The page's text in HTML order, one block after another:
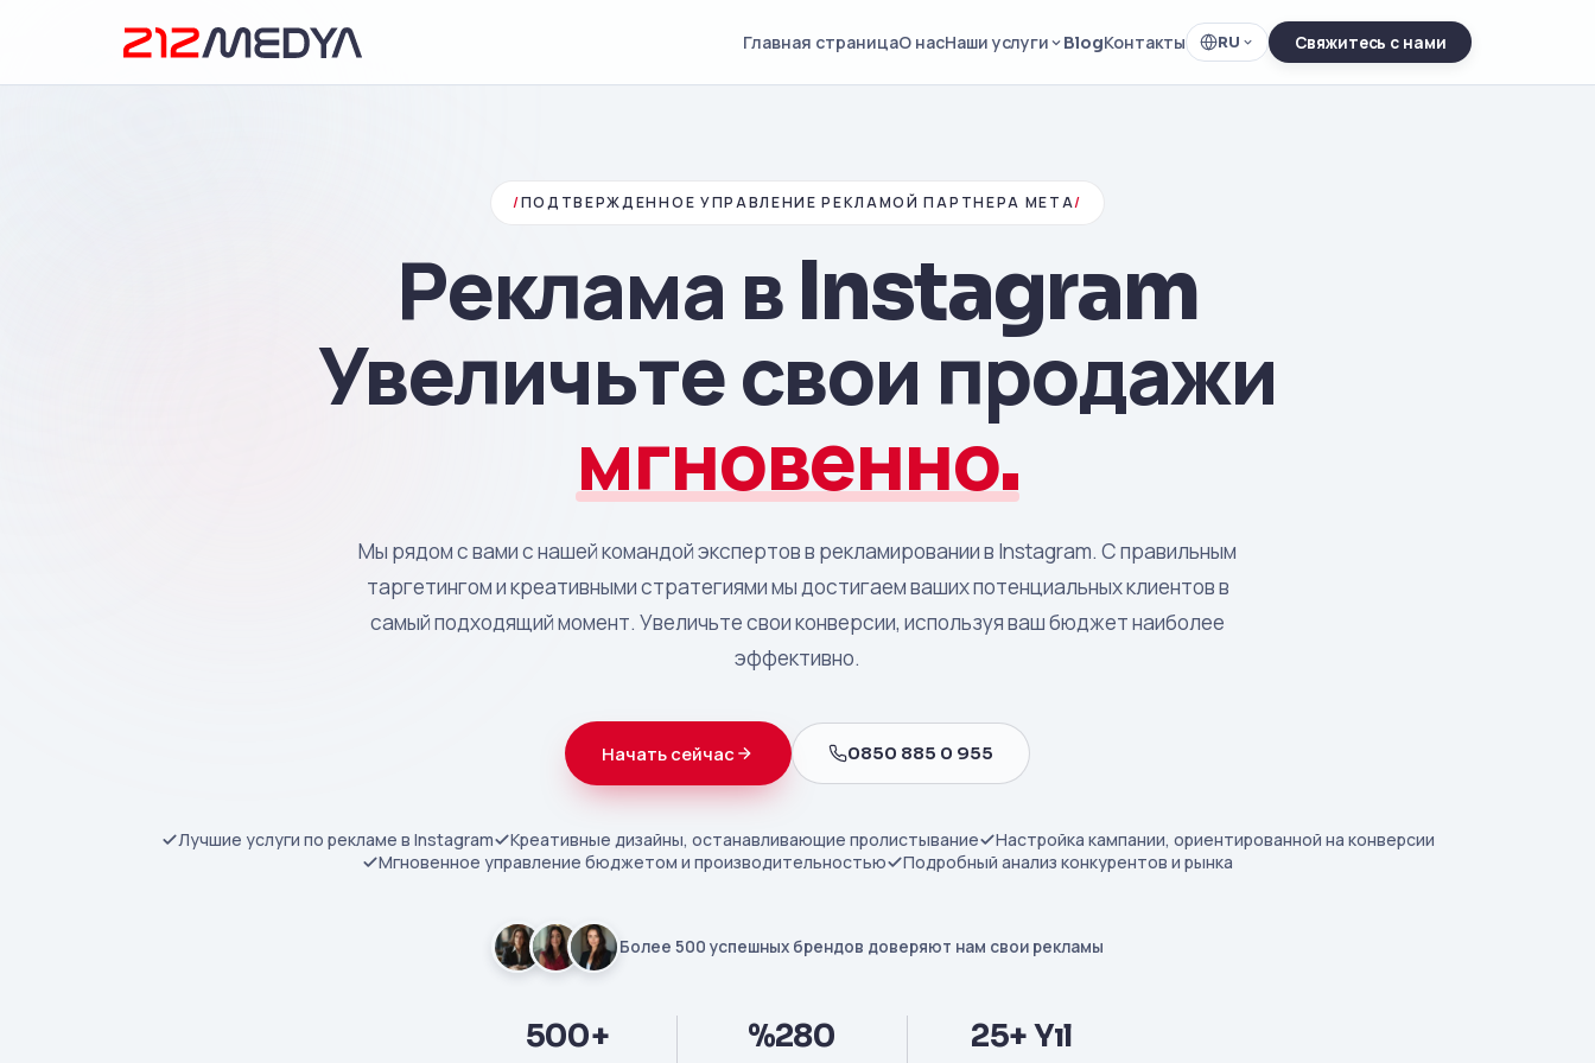
Главная страницаО насНаши услуги BlogКонтакты RU Свяжитесь с нами
/ПОДТВЕРЖДЕННОЕ УПРАВЛЕНИЕ РЕКЛАМОЙ ПАРТНЕРА META/
Реклама в Instagram
Увеличьте свои продажи
мгновенно.
Мы рядом с вами с нашей командой экспертов в рекламировании в Instagram. С правильным
таргетингом и креативными стратегиями мы достигаем ваших потенциальных клиентов в
самый подходящий момент. Увеличьте свои конверсии, используя ваш бюджет наиболее
эффективно.
Начать сейчас 0850 885 0 955
Лучшие услуги по рекламе в Instagram Креативные дизайны, останавливающие пролистывание
Настройка кампании, ориентированной на конверсии
Мгновенное управление бюджетом и производительностью
Подробный анализ конкурентов и рынка
Более 500 успешных брендов доверяют нам свои рекламы
500+ %280 25+ Yıl